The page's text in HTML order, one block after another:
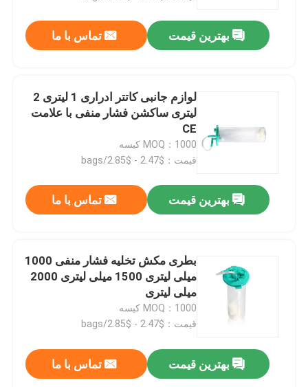
بهترین قیمت تماس با ما
لوازم جانبی کاتتر ادراری 1 لیتری 2
لیتری ساکشن فشار منفی با علامت
CE
MOQ：1000 کیسه
قیمت：$2.47 - $2.85/bags
بهترین قیمت تماس با ما
بطری مکش تخلیه فشار منفی 1000
میلی لیتری 1500 میلی لیتری 2000
میلی لیتری
MOQ：1000 کیسه
قیمت：$2.47 - $2.85/bags
بهترین قیمت تماس با ما